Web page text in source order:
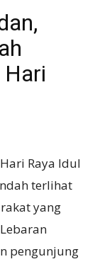
Raya Idul
terlihat
yang
pengunjung